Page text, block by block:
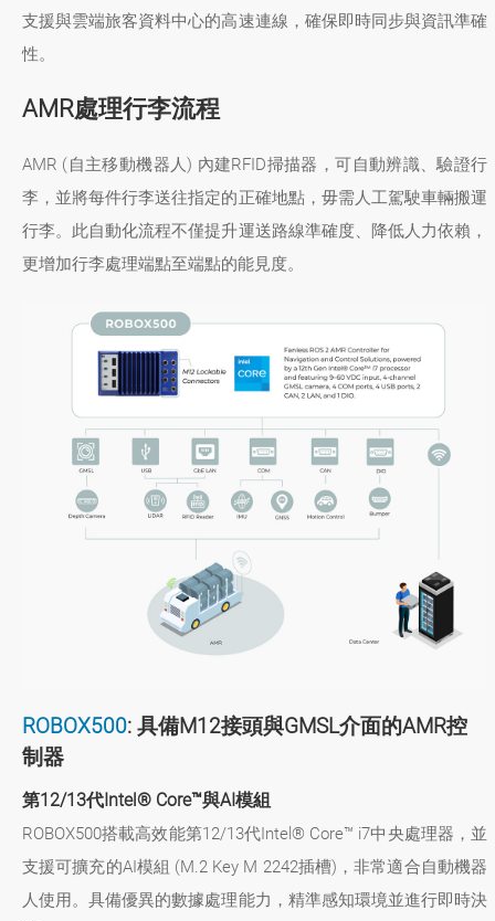
支援與雲端旅客資料中心的高速連線，確保即時同步與資訊準確
性。
AMR處理行李流程
AMR (自主移動機器人) 內建RFID掃描器，可自動辨識、驗證行
李，並將每件行李送往指定的正確地點，毋需人工駕駛車輛搬運
行李。此自動化流程不僅提升運送路線準確度、降低人力依賴，
更增加行李處理端點至端點的能見度。
ROBOX500: 具備M12接頭與GMSL介面的AMR控
制器
第12/13代Intel® Core™與AI模組
ROBOX500搭載高效能第12/13代Intel® Core™ i7中央處理器，並
支援可擴充的AI模組 (M.2 Key M 2242插槽)，非常適合自動機器
人使用。具備優異的數據處理能力，精準感知環境並進行即時決